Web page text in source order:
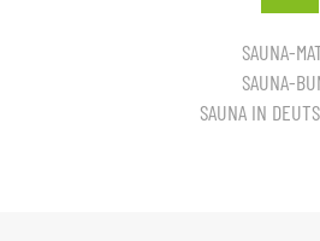
SAUNA-
SAUNA-
SAUNA IN